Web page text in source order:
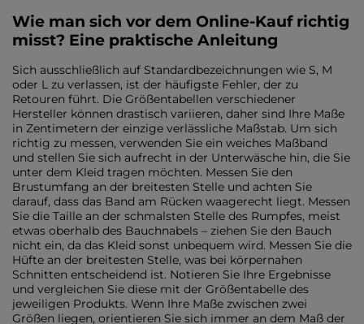
Wie man sich vor dem Online-Kauf richtig
misst? Eine praktische Anleitung
Sich ausschließlich auf Standardbezeichnungen wie S, M
oder L zu verlassen, ist der häufigste Fehler, der zu
Retouren führt. Die Größentabellen verschiedener
Hersteller können drastisch variieren, daher sind Ihre Maße
in Zentimetern der einzige verlässliche Maßstab. Um sich
richtig zu messen, verwenden Sie ein weiches Maßband
und stellen Sie sich aufrecht in der Unterwäsche hin, die Sie
unter dem Kleid tragen möchten. Messen Sie den
Brustumfang an der breitesten Stelle und achten Sie
darauf, dass das Band am Rücken waagerecht liegt. Messen
Sie die Taille an der schmalsten Stelle des Rumpfes, meist
etwas oberhalb des Bauchnabels – ziehen Sie den Bauch
nicht ein, da das Kleid sonst unbequem wird. Messen Sie die
Hüfte an der breitesten Stelle, was bei körpernahen
Schnitten entscheidend ist. Notieren Sie Ihre Ergebnisse
und vergleichen Sie diese mit der Größentabelle des
jeweiligen Produkts. Wenn Ihre Maße zwischen zwei
Größen liegen, orientieren Sie sich immer an dem Maß der